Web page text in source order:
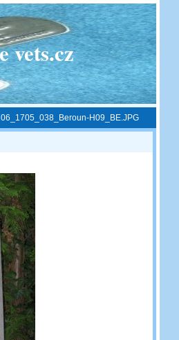
vets.cz
06_1705_038_Beroun-H09_BE.JPG